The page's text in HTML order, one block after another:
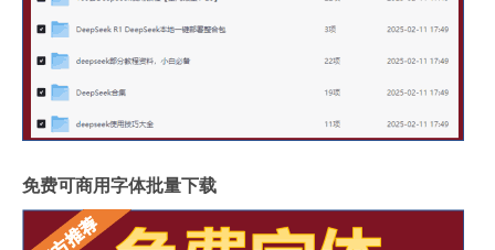
免费可商用字体批量下载